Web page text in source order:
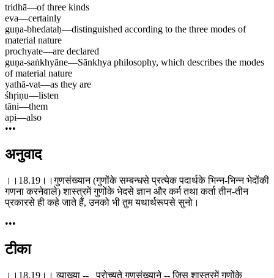
tridhā—of three kinds
eva—certainly
guṇa-bhedataḥ—distinguished according to the three modes of
material nature
prochyate—are declared
guṇa-saṅkhyāne—Sānkhya philosophy, which describes the modes
of material nature
yathā-vat—as they are
śhṛiṇu—listen
tāni—them
api—also
•••
अनुवाद
।।18.19।।गुणसंख्यान (गुणोंके सम्बन्धसे प्रत्येक पदार्थके भिन्न-भिन्न भेदोंकी
गणना करनेवाले) शास्त्रमें गुणोंके भेदसे ज्ञान और कर्म तथा कर्ता तीन-तीन
प्रकारसे ही कहे जाते हैं, उनको भी तुम यथार्थरूपसे सुनो।
•••
टीका
।।18.19।। व्याख्या -- प्रोच्यते गुणसंख्याने -- जिस शास्त्रमें गुणोंके